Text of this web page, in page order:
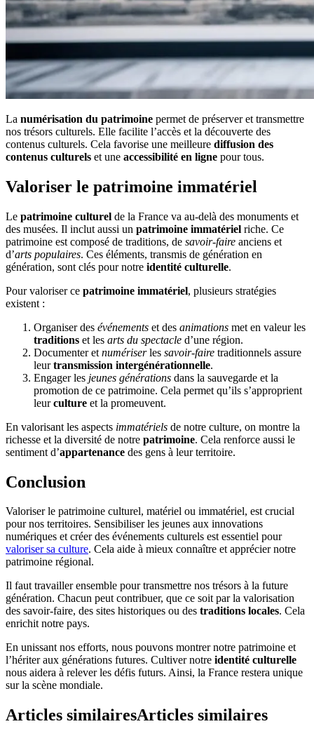
La numérisation du patrimoine permet de préserver et transmettre
nos trésors culturels. Elle facilite l’accès et la découverte des
contenus culturels. Cela favorise une meilleure diffusion des
contenus culturels et une accessibilité en ligne pour tous.
Valoriser le patrimoine immatériel
Le patrimoine culturel de la France va au-delà des monuments et
des musées. Il inclut aussi un patrimoine immatériel riche. Ce
patrimoine est composé de traditions, de savoir-faire anciens et
d’arts populaires. Ces éléments, transmis de génération en
génération, sont clés pour notre identité culturelle.
Pour valoriser ce patrimoine immatériel, plusieurs stratégies
existent :
Organiser des événements et des animations met en valeur les
traditions et les arts du spectacle d’une région.
Documenter et numériserles savoir-faire traditionnels assure
leurtransmission intergénérationnelle.
Engager les jeunes générations dans la sauvegarde et la
promotion de ce patrimoine. Cela permet qu’ils s’approprient
leurculture et la promeuvent.
En valorisant les aspects immatériels de notre culture, on montre la
richesse et la diversité de notre patrimoine. Cela renforce aussi le
sentiment d’appartenance des gens à leur territoire.
Conclusion
Valoriser le patrimoine culturel, matériel ou immatériel, est crucial
pour nos territoires. Sensibiliser les jeunes aux innovations
numériques et créer des événements culturels est essentiel pour
valoriser sa culture. Cela aide à mieux connaître et apprécier notre
patrimoine régional.
Il faut travailler ensemble pour transmettre nos trésors à la future
génération. Chacun peut contribuer, que ce soit par la valorisation
des savoir-faire, des sites historiques ou des traditions locales. Cela
enrichit notre pays.
En unissant nos efforts, nous pouvons montrer notre patrimoine et
l’hériter aux générations futures. Cultiver notre identité culturelle
nous aidera à relever les défis futurs. Ainsi, la France restera unique
sur la scène mondiale.
Articles similairesArticles similaires